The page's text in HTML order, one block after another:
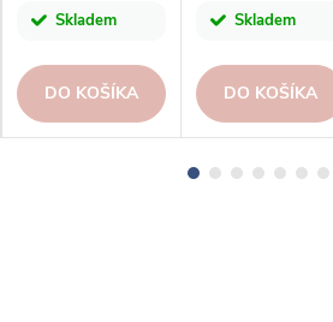
biela|Salt|Costa
Skladem
DO KOŠÍKA
Skladem
DO KOŠÍKA